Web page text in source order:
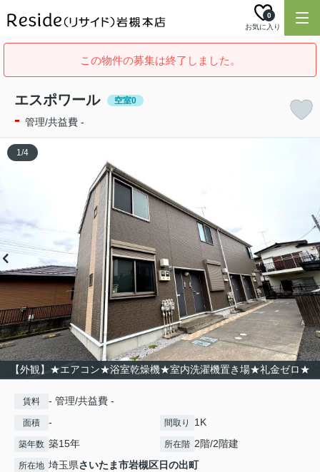
お気に入り
0
この物件の募集は終了しました。
エスポワール 空室0
- 管理/共益費 -
【外観】★エアコン★浴室乾燥機★室内洗濯機置き場★礼金ゼロ★
1/4
賃料 - 管理/共益費 -
面積 - 間取り 1K
築年数 築15年 所在階 2階/2階建
所在地 埼玉県さいたま市岩槻区日の出町